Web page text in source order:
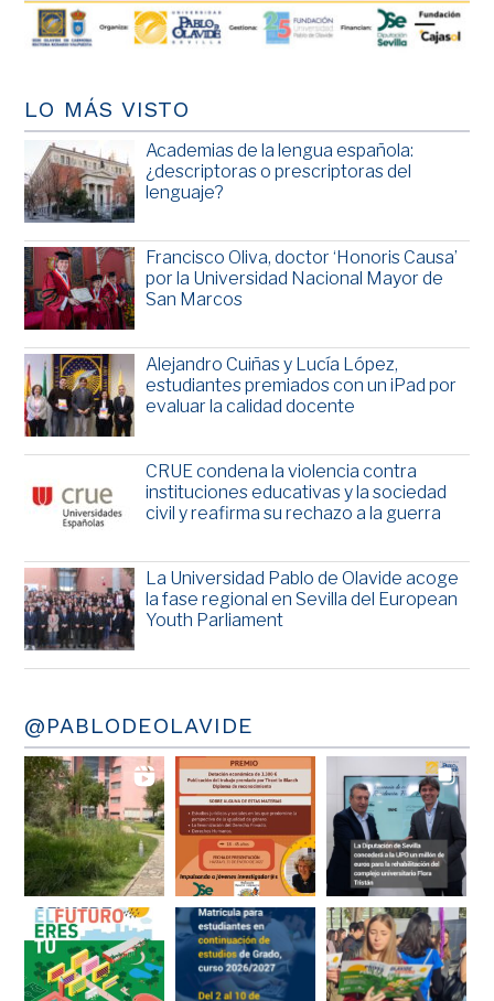
LO MÁS VISTO
Academias de la lengua española:
¿descriptoras o prescriptoras del
lenguaje?
Francisco Oliva, doctor ‘Honoris Causa’
por la Universidad Nacional Mayor de
San Marcos
Alejandro Cuiñas y Lucía López,
estudiantes premiados con un iPad por
evaluar la calidad docente
CRUE condena la violencia contra
instituciones educativas y la sociedad
civil y reafirma su rechazo a la guerra
La Universidad Pablo de Olavide acoge
la fase regional en Sevilla del European
Youth Parliament
@PABLODEOLAVIDE